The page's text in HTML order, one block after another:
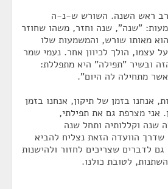
ראש השנה. השורש ש-נ-ה
"שנה", שנה וחזר, משהו שחוזר
מאותו שורש, והמשמעות שלו
עצמו, הולך לכיוון אחר. נעמי שמר
ובשיר "תפילה" היא מתפללת:
מתחילה לה היום".
אנחנו בזמן של תיקון, אנחנו בזמן
מצרפת גם את תפילתי,
שנה וקללותיה ותחל שנה
שדרך הוועדה הזאת נצליח להביא
גם לדברים שצריכים לחזור ולהישנות
לטובת כולנו.